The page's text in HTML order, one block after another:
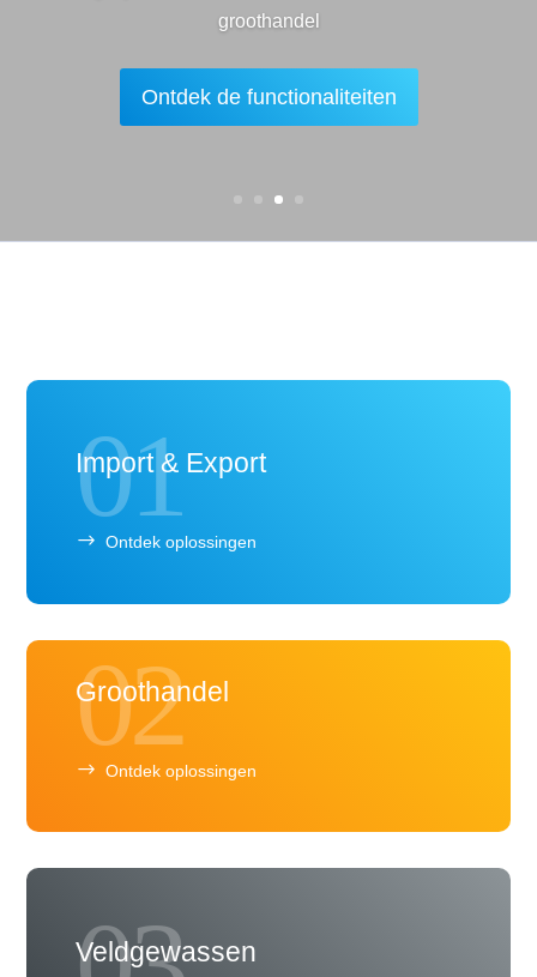
groothandel
Ontdek de functionaliteiten
Import & Export
01
Ontdek oplossingen
Groothandel
02
Ontdek oplossingen
Veldgewassen